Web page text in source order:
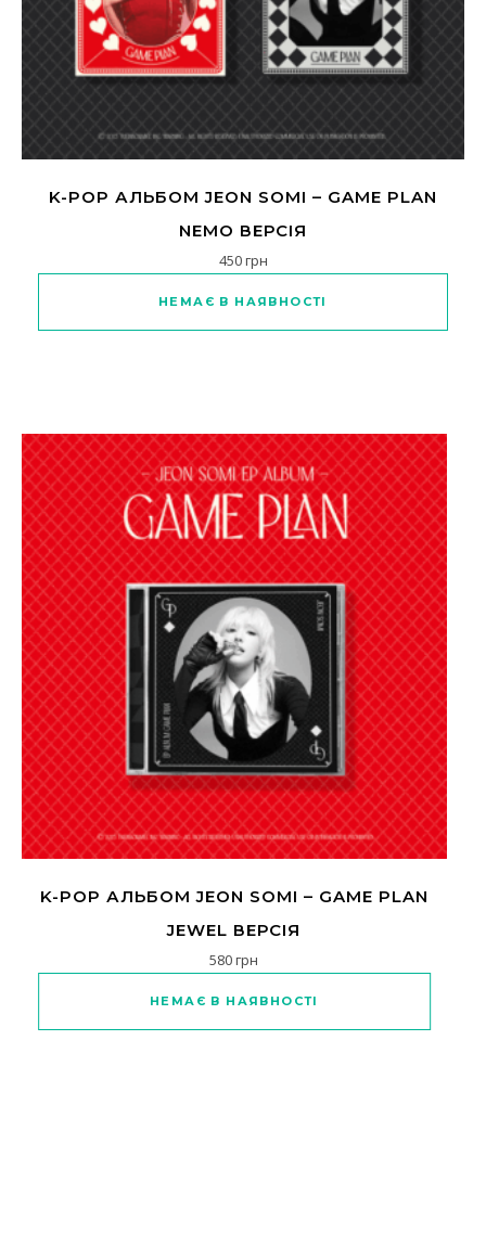
K-POP АЛЬБОМ JEON SOMI – GAME PLAN
NEMO ВЕРСІЯ
450грн
НЕМАЄ В НАЯВНОСТІ
K-POP АЛЬБОМ JEON SOMI – GAME PLAN
JEWEL ВЕРСІЯ
580грн
НЕМАЄ В НАЯВНОСТІ